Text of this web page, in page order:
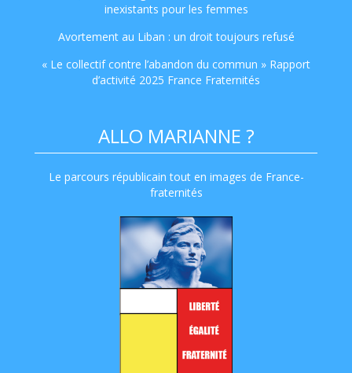
inexistants pour les femmes
Avortement au Liban : un droit toujours refusé
« Le collectif contre l’abandon du commun » Rapport
d’activité 2025 France Fraternités
ALLO MARIANNE ?
Le parcours républicain tout en images de France-
fraternités